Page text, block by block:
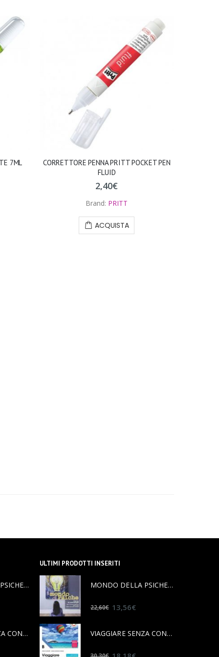
7ML
CORRETTORE PENNA PRITT POCKET PEN
FLUID
2,40€
Brand: PRITT
ACQUISTA
MONDO DELLA PSICHE 9788839522092
VIAGGIARE SENZA CONFINI B 9788823370456
ULTIMI PRODOTTI INSERITI
MONDO DELLA PSICHE 9788839522092
22,60€ 13,56€
VIAGGIARE SENZA CONFINI B 9788823370456